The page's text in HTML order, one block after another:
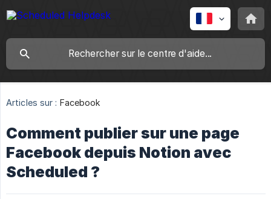
Articles sur : Facebook
Comment publier sur une page
Facebook depuis Notion avec
Scheduled ?